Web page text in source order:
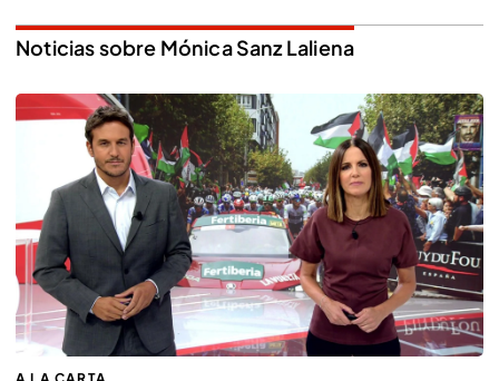
Noticias sobre Mónica Sanz Laliena